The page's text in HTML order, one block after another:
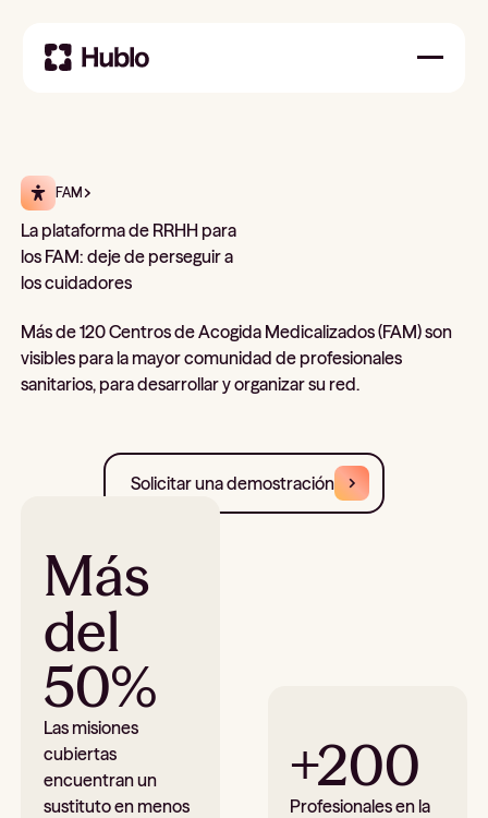
FAM
La plataforma de RRHH para
los FAM: deje de perseguir a
los cuidadores
Más de 120 Centros de Acogida Medicalizados (FAM) son
visibles para la mayor comunidad de profesionales
sanitarios, para desarrollar y organizar su red.
Solicitar una demostración
Más
del
50%
Las misiones
cubiertas
encuentran un
sustituto en menos
+200
Profesionales en la